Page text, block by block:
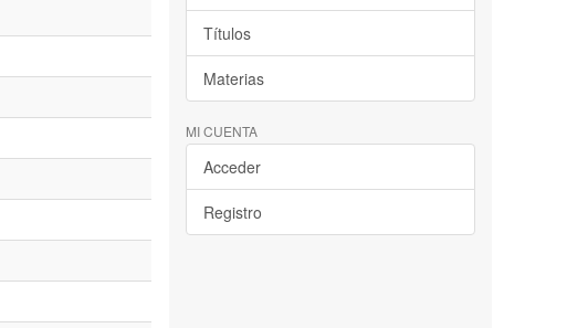
Títulos
Materias
MI CUENTA
Acceder
Registro